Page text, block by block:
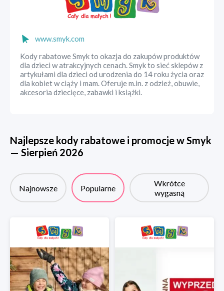
www.smyk.com
Kody rabatowe Smyk to okazja do zakupów produktów
dla dzieci w atrakcyjnych cenach. Smyk to sieć sklepów z
artykułami dla dzieci od urodzenia do 14 roku życia oraz
dla kobiet w ciąży i mam. Oferuje m.in. z odzież, obuwie,
akcesoria dziecięce, zabawki i książki.
Najlepsze kody rabatowe i promocje wSmyk
— Sierpień 2026
Najnowsze Popularne
Wkrótce
wygasną